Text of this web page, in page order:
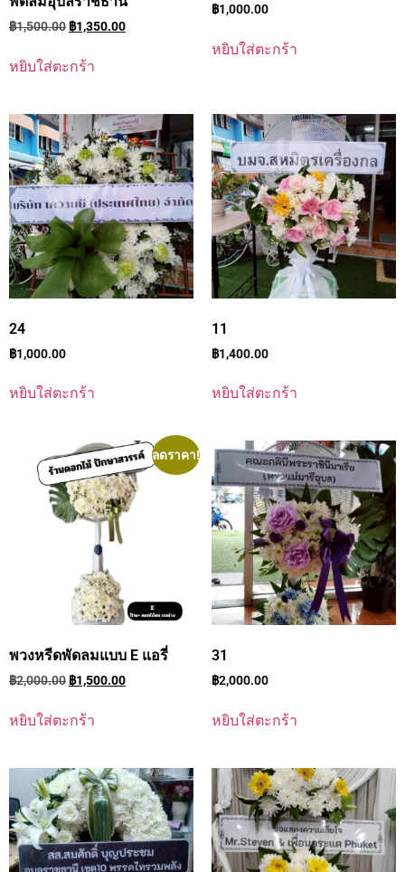
฿1,500.00 ฿1,350.00
หยิบใส่ตะกร้า
฿1,000.00
หยิบใส่ตะกร้า
24
฿1,000.00
หยิบใส่ตะกร้า
11
฿1,400.00
หยิบใส่ตะกร้า
ลดราคา!
พวงหรีดพัดลมแบบ E แอรี่
฿2,000.00 ฿1,500.00
หยิบใส่ตะกร้า
31
฿2,000.00
หยิบใส่ตะกร้า